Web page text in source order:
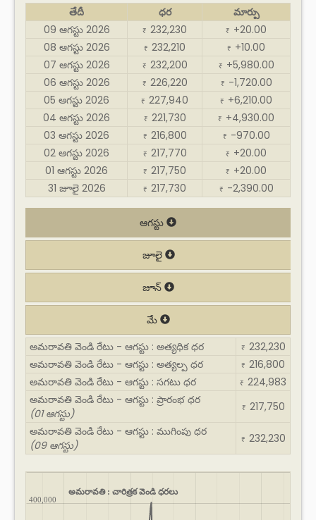
తేదీ ధర
మార్పు
09 ఆగస్టు 2026
₹ 232,230 ₹ +20.00
08 ఆగస్టు 2026
₹ 232,210 ₹ +10.00
07 ఆగస్టు 2026
₹ 232,200 ₹ +5,980.00
06 ఆగస్టు 2026
₹ 226,220 ₹ -1,720.00
05 ఆగస్టు 2026
₹ 227,940 ₹ +6,210.00
04 ఆగస్టు 2026
₹ 221,730 ₹ +4,930.00
03 ఆగస్టు 2026
₹ 216,800 ₹ -970.00
02 ఆగస్టు 2026
₹ 217,770 ₹ +20.00
01 ఆగస్టు 2026
₹ 217,750 ₹ +20.00
31 జూలై 2026
₹ 217,730 ₹ -2,390.00
ఆగస్టు
జూలై
జూన్
మే
అమరావతి వెండి రేటు - ఆగస్టు : అత్యధిక ధర
₹ 232,230
అమరావతి వెండి రేటు - ఆగస్టు : అత్యల్ప ధర
₹ 216,800
అమరావతి వెండి రేటు - ఆగస్టు : సగటు ధర
₹ 224,983
అమరావతి వెండి రేటు - ఆగస్టు : ప్రారంభ ధర
(01 ఆగస్టు)
₹ 217,750
అమరావతి వెండి రేటు - ఆగస్టు : ముగింపు ధర
(09 ఆగస్టు)
₹ 232,230
అమరావతి : చారిత్రక వెండి ధరలు
400,000